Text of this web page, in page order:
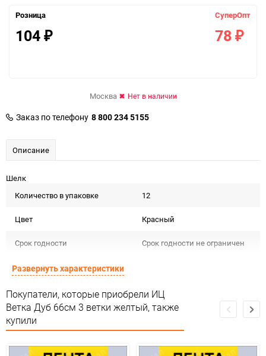
Розница
104 ₽
СуперОпт
78 ₽
Москва Нет в наличии
Заказ по телефону 8 800 234 5155
Описание
Шелк
Количество в упаковке
12
Цвет Красный
Срок годности Срок годности не ограничен
Предназначение товара
Сертификация Не подлежит сертификации
Особые условия Особых условий не требует
Развернуть характеристики
Покупатели, которые приобрели ИЦ
Ветка Дуб 66см 3 ветки желтый, также
купили